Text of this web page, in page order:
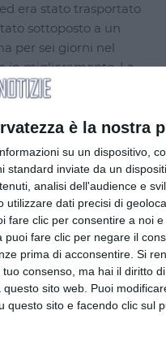
è la nostra
su un dispositivo,
standard inviate da un
analisi dell'audience e
dati precisi di
fare clic per consentire a noi
fare clic per negare il
prima di acconsentire. Si
consenso, ma hai il diritto
sito web. Puoi
sito e facendo clic sul
era stato trasportato
sottoposto a un
per sei giorni nel
in miglioramento. La
attorno alla
Piero, leggenda
al giovane. A lui si
in un momento
in una storia che